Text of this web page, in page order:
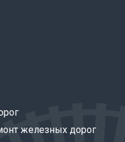
железных дорог